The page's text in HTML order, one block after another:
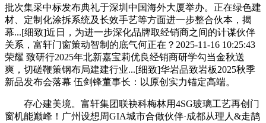
批次集采中标发布典礼于深圳中国海外大厦举办。正在绿色建
材、定制化涂拆系统及长效手艺等方面进一步整合伙本，揭
幕...[细致]近日，为进一步深化品牌取经销商之间的计谋伙伴
关系，富轩门窗策动智制的底气何正在？2025-11-16 10:25:43
荣耀 致研行2025年北新嘉宝莉优良经销商研学勾当金秋送
爽，切磋鞭策钢布局建建行业...[细致]华岩品致岩板2025秋季
新品发布会落幕 伍剑锋董事长：以原创实力锚定高端。
存心建美境。富轩集团联袂科梅林用4SG玻璃工艺再创门
窗机能巅峰！广州设想周GIA城市合做伙伴·成都从理人&走鹊